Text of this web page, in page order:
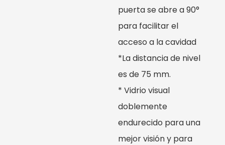
puerta se abre a 90°
para facilitar el
acceso a la cavidad
*La distancia de nivel
es de 75 mm.
* Vidrio visual
doblemente
endurecido para una
mejor visión y para